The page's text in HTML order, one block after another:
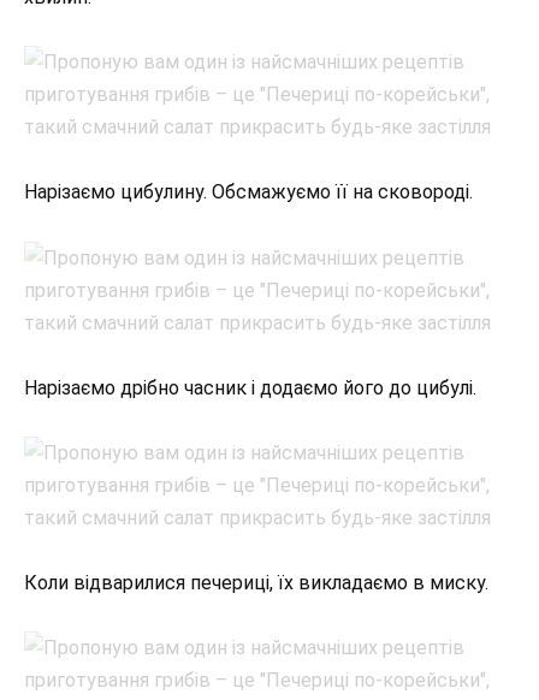
Нарізаємо цибулину. Обсмажуємо її на сковороді.
Нарізаємо дрібно часник і додаємо його до цибулі.
Коли відварилися печериці, їх викладаємо в миску.